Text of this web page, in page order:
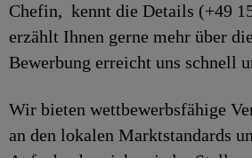
Chefin, kennt die Details (+49
erzählt Ihnen gerne mehr über
Bewerbung erreicht uns schnell
Wir bieten wettbewerbsfähige
an den lokalen Marktstandards